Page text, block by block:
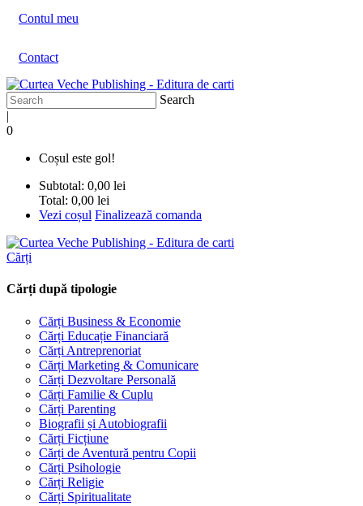
Contul meu
Contact
Search
|
0
Coșul este gol!
Subtotal: 0,00 lei
Total: 0,00 lei
Vezi coșul Finalizează comanda
Cărți
Cărți după tipologie
Cărți Business & Economie
Cărți Educație Financiară
Cărți Antreprenoriat
Cărți Marketing & Comunicare
Cărți Dezvoltare Personală
Cărți Familie & Cuplu
Cărți Parenting
Biografii și Autobiografii
Cărți Ficțiune
Cărți de Aventură pentru Copii
Cărți Psihologie
Cărți Religie
Cărți Spiritualitate